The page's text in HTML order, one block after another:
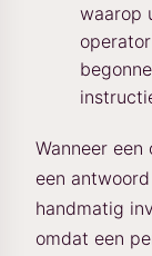
waarop
Wanneer een
een antwoord
handmatig
omdat een